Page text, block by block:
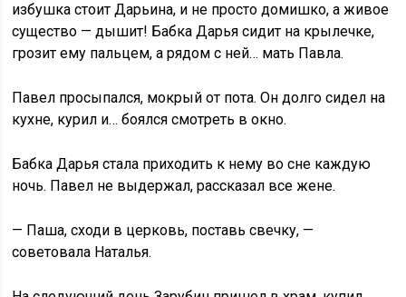
избушка стоит Дарьина, и не просто домишко, а живое
существо — дышит! Бабка Дарья сидит на крылечке,
грозит ему пальцем, а рядом с ней… мать Павла.
Павел просыпался, мокрый от пота. Он долго сидел на
кухне, курил и… боялся смотреть в окно.
Бабка Дарья стала приходить к нему во сне каждую
ночь. Павел не выдержал, рассказал все жене.
— Паша, сходи в церковь, поставь свечку, —
советовала Наталья.